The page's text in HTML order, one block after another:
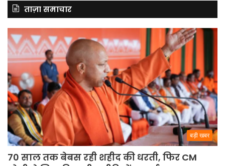
ताज़ा समाचार
बड़ी खबर
70 साल तक बेबस रही शहीद की धरती, फिर CM